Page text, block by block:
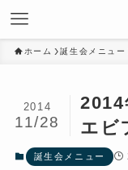
ホーム 誕生会メニュー
2014
エビ
2014
11/28
誕生会メニュー